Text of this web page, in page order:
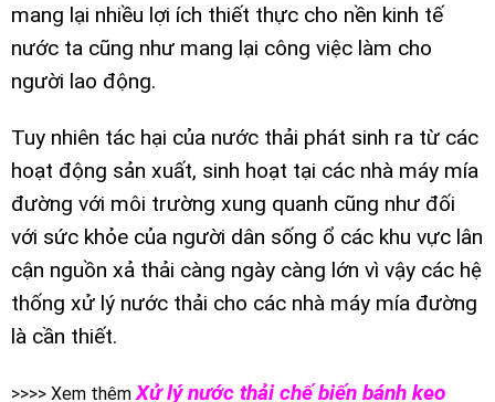
mang lại nhiều lợi ích thiết thực cho nền kinh tế
nước ta cũng như mang lại công việc làm cho
người lao động.
Tuy nhiên tác hại của nước thải phát sinh ra từ các
hoạt động sản xuất, sinh hoạt tại các nhà máy mía
đường với môi trường xung quanh cũng như đối
với sức khỏe của người dân sống ổ các khu vực lân
cận nguồn xả thải càng ngày càng lớn vì vậy các hệ
thống xử lý nước thải cho các nhà máy mía đường
là cần thiết.
>>>> Xem thêm Xử lý nước thải chế biến bánh kẹo